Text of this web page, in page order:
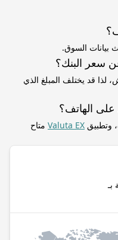
بيانات السوق.
لذا قد يختلف المبلغ الذي
الهاتف؟
وتطبيق Valuta EX متاح
بـ